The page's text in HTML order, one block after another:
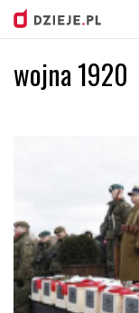
wojna 1920